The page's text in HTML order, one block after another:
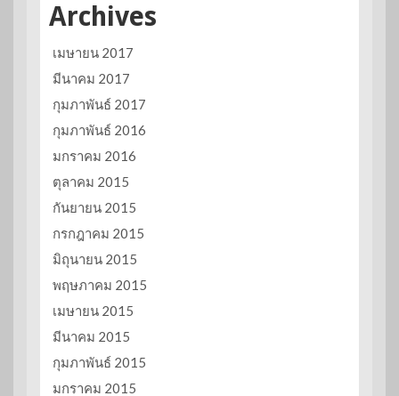
Archives
เมษายน 2017
มีนาคม 2017
กุมภาพันธ์ 2017
กุมภาพันธ์ 2016
มกราคม 2016
ตุลาคม 2015
กันยายน 2015
กรกฎาคม 2015
มิถุนายน 2015
พฤษภาคม 2015
เมษายน 2015
มีนาคม 2015
กุมภาพันธ์ 2015
มกราคม 2015